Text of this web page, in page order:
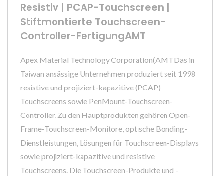
Resistiv | PCAP-Touchscreen |
Stiftmontierte Touchscreen-
Controller-FertigungAMT
Apex Material Technology Corporation(AMTDas in
Taiwan ansässige Unternehmen produziert seit 1998
resistive und projiziert-kapazitive (PCAP)
Touchscreens sowie PenMount-Touchscreen-
Controller. Zu den Hauptprodukten gehören Open-
Frame-Touchscreen-Monitore, optische Bonding-
Dienstleistungen, Lösungen für Touchscreen-Displays
sowie projiziert-kapazitive und resistive
Touchscreens. Die Touchscreen-Produkte und -